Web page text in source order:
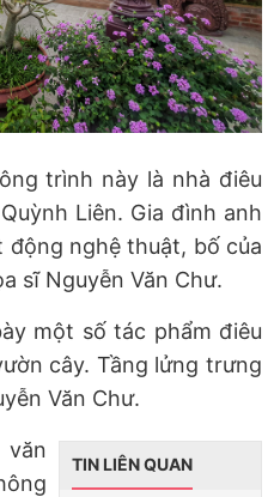
trình này là nhà điêu
Liên. Gia đình anh
nghệ thuật, bố của
sĩ Nguyễn Văn Chư.
một số tác phẩm điêu
cây. Tầng lửng trưng
Văn Chư.
TIN LIÊN QUAN